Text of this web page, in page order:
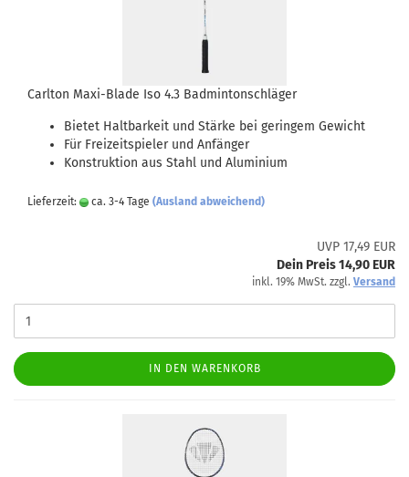
Carlton Maxi-Blade Iso 4.3 Badmintonschläger
Bietet Haltbarkeit und Stärke bei geringem Gewicht
Für Freizeitspieler und Anfänger
Konstruktion aus Stahl und Aluminium
Lieferzeit: ca. 3-4 Tage (Ausland abweichend)
UVP 17,49 EUR
Dein Preis 14,90 EUR
inkl. 19% MwSt. zzgl. Versand
IN DEN WARENKORB